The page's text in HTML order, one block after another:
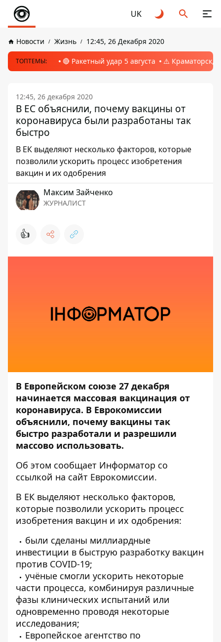
UK
Новости Жизнь 12:45, 26 Декабря 2020
ТОПТЕМЫ: 🔴 Ракетный удар 5 августа ⚠️ Краматорск,
12:45, 26 декабря 2020
В ЕС объяснили, почему вакцины от
коронавируса были разработаны так
быстро
В ЕК выделяют несколько факторов, которые
позволили ускорить процесс изобретения
вакцин и их одобрения
Максим Зайченко
ЖУРНАЛИСТ
👍
В Европейском союзе 27 декабря
начинается массовая вакцинация от
коронавируса. В Еврокомиссии
объяснили, почему вакцины так
быстро разработали и разрешили
массово использовать.
Об этом сообщает Информатор со
ссылкой на сайт Еврокомиссии.
В ЕК выделяют несколько факторов,
которые позволили ускорить процесс
изобретения вакцин и их одобрения:
были сделаны миллиардные
инвестиции в быструю разработку вакцин
против COVID-19;
учёные смогли ускорить некоторые
части процесса, комбинируя различные
фазы клинических испытаний или
одновременно проводя некоторые
исследования;
Европейское агентство по